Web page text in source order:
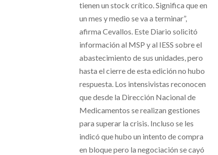
tienen un stock crítico. Significa que en
un mes y medio se va a terminar”,
afirma Cevallos. Este Diario solicitó
información al MSP y al IESS sobre el
abastecimiento de sus unidades, pero
hasta el cierre de esta edición no hubo
respuesta. Los intensivistas reconocen
que desde la Dirección Nacional de
Medicamentos se realizan gestiones
para superar la crisis. Incluso se les
indicó que hubo un intento de compra
en bloque pero la negociación se cayó